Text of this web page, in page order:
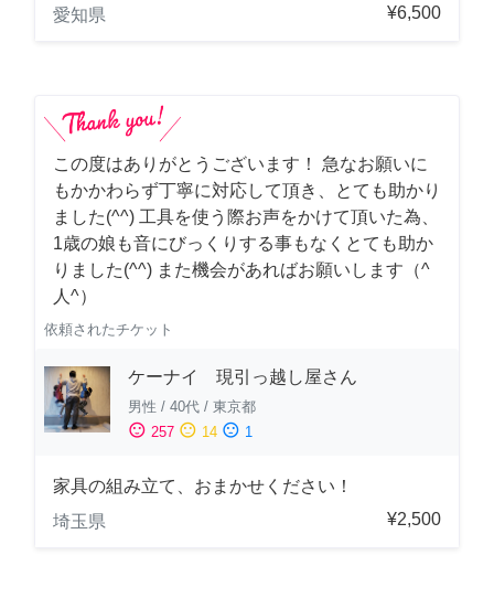
愛知県
¥6,500
この度はありがとうございます！ 急なお願いに
もかかわらず丁寧に対応して頂き、とても助かり
ました(^^) 工具を使う際お声をかけて頂いた為、
1歳の娘も音にびっくりする事もなくとても助か
りました(^^) また機会があればお願いします（^
人^）
依頼されたチケット
ケーナイ 現引っ越し屋さん
男性 / 40代 / 東京都
sentiment_satisfied 257 sentiment_neutral 14 sentiment_dissatisfied 1
家具の組み立て、おまかせください！
埼玉県
¥2,500